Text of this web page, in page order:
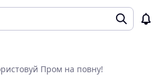
Пром на повну!